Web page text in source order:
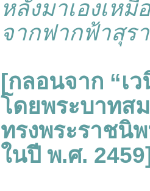
หลั่งมาเองเห
จากฟากฟ้าสุ
[กลอนจาก “เ
โดยพระบาทส
ทรงพระราชนิ
ในปี พ.ศ.